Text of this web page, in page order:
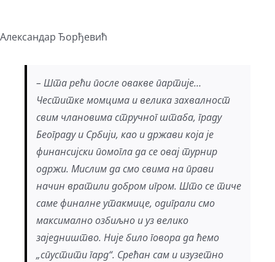
Александар Ђорђевић
– Шта рећи после овакве партије…
Честитке момцима и велика захвалност
свим члановима стручног штаба, граду
Београду и Србији, као и држави која је
финансијски помогла да се овај турнир
одржи. Мислим да смо свима на прави
начин вратили добром игром. Што се тиче
саме финалне утакмице, одиграли смо
максимално озбиљно и уз велико
заједништво. Није било говора да ћемо
„спустити гард“. Срећан сам и изузетно